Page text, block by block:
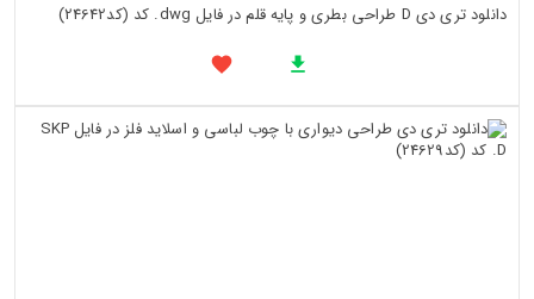
دانلود تری دی D طراحی بطری و پایه قلم در فایل dwg. کد (کد24642)